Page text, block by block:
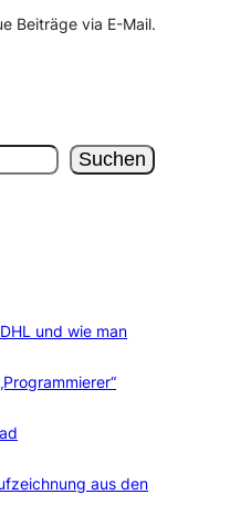
Beiträge via E-Mail.
Suchen
und wie man
aus den